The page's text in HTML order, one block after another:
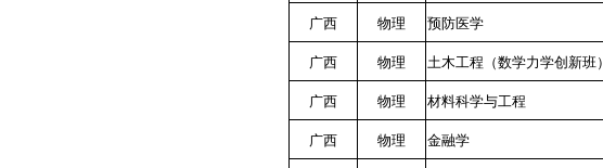
广西 物理 预防医学
广西 物理 土木工程（数学力学创新班）
广西 物理 材料科学与工程
广西 物理 金融学